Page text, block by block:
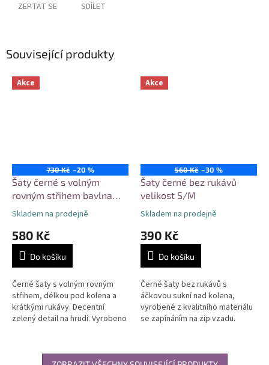
ZEPTAT SE SDÍLET
Související produkty
Akce
730 Kč –20 %
Šaty černé s volným
rovným střihem bavlna
velikost XL
Skladem na prodejně
580 Kč
Do košíku
Černé šaty s volným rovným
střihem, délkou pod kolena a
krátkými rukávy. Decentní
zelený detail na hrudi. Vyrobeno
nošení....
Akce
560 Kč –30 %
Šaty černé bez rukávů
velikost S/M
Skladem na prodejně
390 Kč
Do košíku
Černé šaty bez rukávů s
áčkovou sukní nad kolena,
vyrobené z kvalitního materiálu
se zapínáním na zip vzadu.
příležitosti....